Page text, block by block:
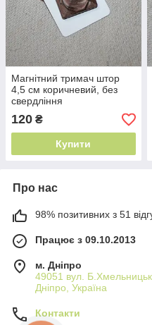
Магнітний тримач штор
4,5 см коричневий, без
свердління
120 ₴
Купити
Про нас
98% позитивних з 51
Працює з 09.10.2013
м. Дніпро
49051 вул.
Дніпро, Україна
Контакти